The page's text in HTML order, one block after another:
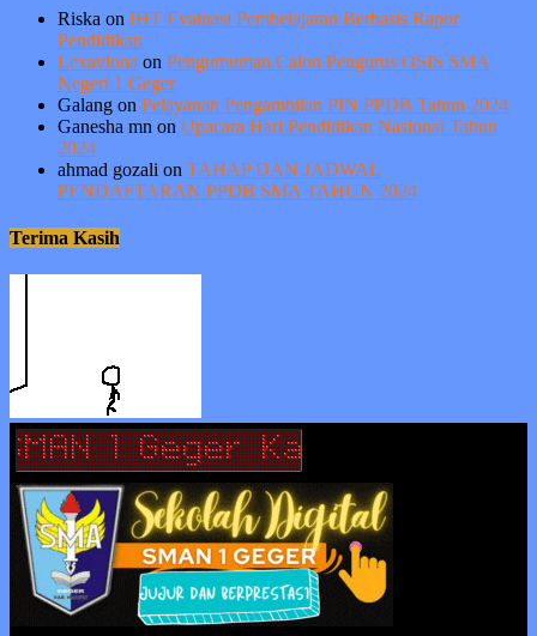
Riska on IHT Evaluasi Pembelajaran Berbasis Rapor
Pendidikan
Lexaviona on Pengumuman Calon Pengurus OSIS SMA
Negeri 1 Geger
Galang on Pelayanan Pengambilan PIN PPDB Tahun 2024
Ganesha mn on Upacara Hari Pendidikan Nasional Tahun
2024
ahmad gozali on TAHAP DAN JADWAL
PENDAFTARAN PPDB SMA TAHUN 2024
Terima Kasih